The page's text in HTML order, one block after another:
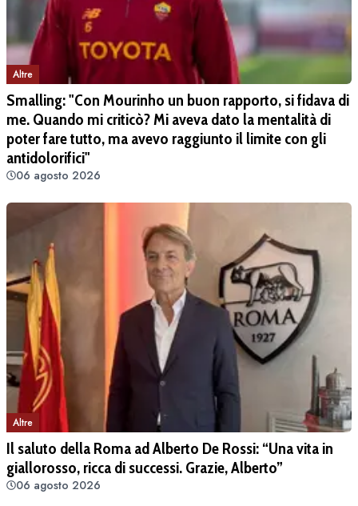
Altre
Smalling: "Con Mourinho un buon rapporto, si fidava di
me. Quando mi criticò? Mi aveva dato la mentalità di
poter fare tutto, ma avevo raggiunto il limite con gli
antidolorifici"
06 agosto 2026
Altre
Il saluto della Roma ad Alberto De Rossi: “Una vita in
giallorosso, ricca di successi. Grazie, Alberto”
06 agosto 2026